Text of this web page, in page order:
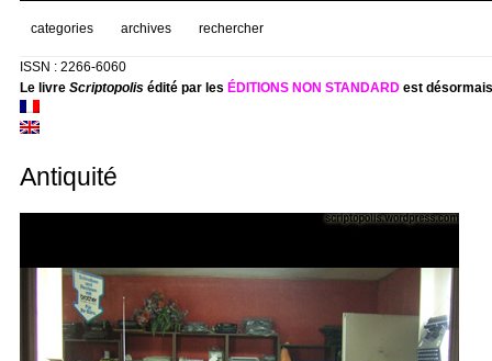
categories archives rechercher
ISSN : 2266-6060
Le livre Scriptopolisédité par les ÉDITIONS NON STANDARDest
Antiquité